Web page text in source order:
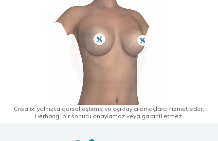
Crisalix, yalnızca görselleştirme ve açıklayıcı amaçlara hizmet eder.
Herhangi bir sonucu onaylamaz veya garanti etmez.